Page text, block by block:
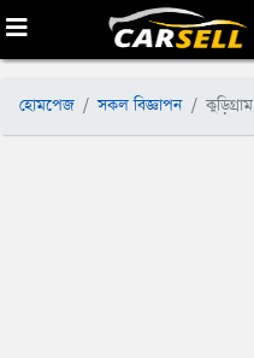
হোমপেজ সকল বিজ্ঞাপন কুড়িগ্রাম